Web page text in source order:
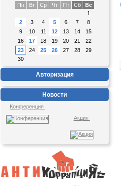
Пн
Вт Ср Чт Пт Сб
Вс
1
2
3 4 5 6 7
8
9
10 11 12 13 14
15
16
17 18 19 20 21
22
23
24 25 26 27 28
29
30
Авторизация
Новости
Конференция
Акция